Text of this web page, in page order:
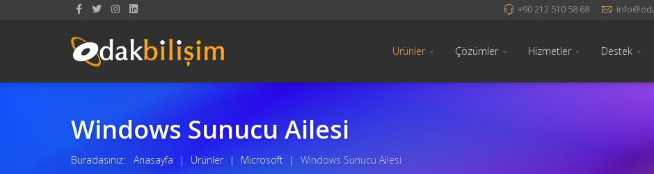
+90 212 510 58 68
Ürünler Çözümler Hizmetler Destek
Windows Sunucu Ailesi
Buradasınız: Anasayfa | Ürünler | Microsoft | Windows Sunucu Ailesi